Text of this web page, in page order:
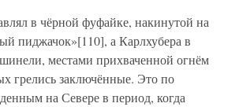
в чёрной фуфайке, накинутой на
пиджачок»[110], а Карлхубера в
местами прихваченной огнём
грелись заключённые. Это по
на Севере в период, когда